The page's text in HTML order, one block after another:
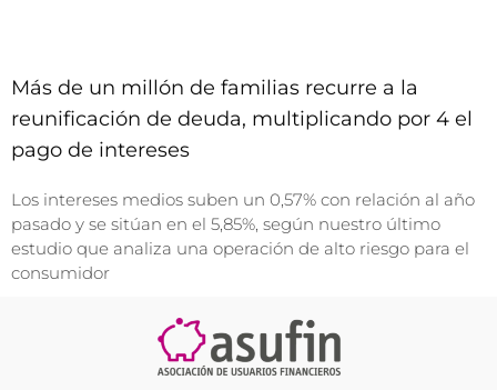
Más de un millón de familias recurre a la
reunificación de deuda, multiplicando por 4 el
pago de intereses
Los intereses medios suben un 0,57% con relación al año
pasado y se sitúan en el 5,85%, según nuestro último
estudio que analiza una operación de alto riesgo para el
consumidor